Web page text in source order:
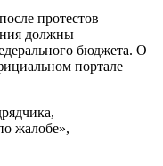
протестов
должны
бюджета. О
портале
жалобе», –